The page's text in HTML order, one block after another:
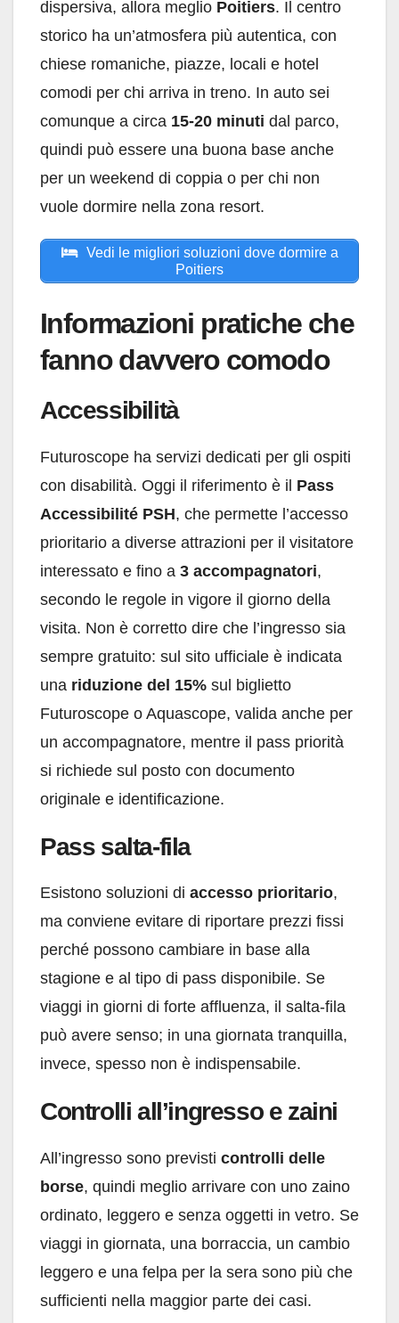
dispersiva, allora meglio Poitiers. Il centro
storico ha un’atmosfera più autentica, con
chiese romaniche, piazze, locali e hotel
comodi per chi arriva in treno. In auto sei
comunque a circa 15-20 minuti dal parco,
quindi può essere una buona base anche
per un weekend di coppia o per chi non
vuole dormire nella zona resort.
Vedi le migliori soluzioni dove dormire a
Poitiers
Informazioni pratiche che
fanno davvero comodo
Accessibilità
Futuroscope ha servizi dedicati per gli ospiti
con disabilità. Oggi il riferimento è il Pass
Accessibilité PSH, che permette l’accesso
prioritario a diverse attrazioni per il visitatore
interessato e fino a 3 accompagnatori,
secondo le regole in vigore il giorno della
visita. Non è corretto dire che l’ingresso sia
sempre gratuito: sul sito ufficiale è indicata
una riduzione del 15% sul biglietto
Futuroscope o Aquascope, valida anche per
un accompagnatore, mentre il pass priorità
si richiede sul posto con documento
originale e identificazione.
Pass salta-fila
Esistono soluzioni di accesso prioritario,
ma conviene evitare di riportare prezzi fissi
perché possono cambiare in base alla
stagione e al tipo di pass disponibile. Se
viaggi in giorni di forte affluenza, il salta-fila
può avere senso; in una giornata tranquilla,
invece, spesso non è indispensabile.
Controlli all’ingresso e zaini
All’ingresso sono previsti controlli delle
borse, quindi meglio arrivare con uno zaino
ordinato, leggero e senza oggetti in vetro. Se
viaggi in giornata, una borraccia, un cambio
leggero e una felpa per la sera sono più che
sufficienti nella maggior parte dei casi.